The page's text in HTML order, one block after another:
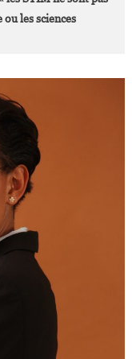
les sciences